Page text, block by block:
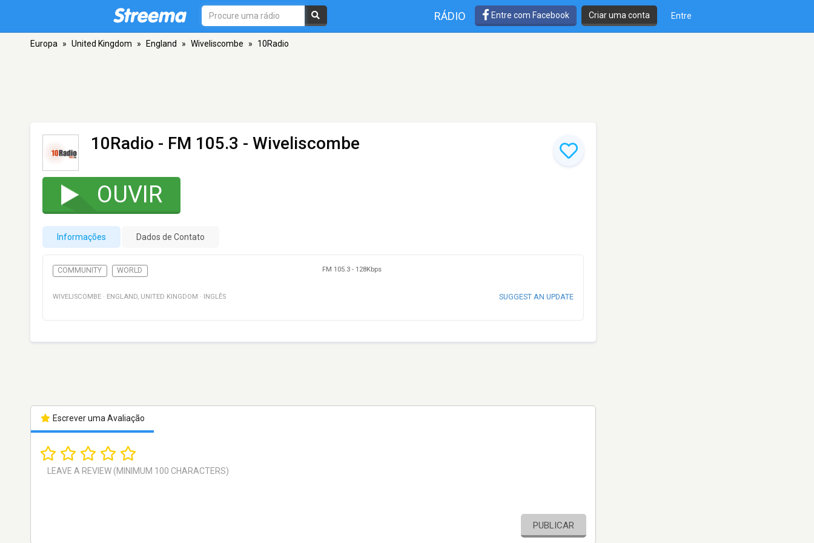
RÁDIO Entre com Facebook Criar uma conta Entre
Europa » United Kingdom » England » Wiveliscombe » 10Radio
10Radio - FM 105.3 - Wiveliscombe
OUVIR
Informações Dados de Contato
COMMUNITY WORLD FM 105.3 - 128Kbps
WIVELISCOMBE · ENGLAND, UNITED KINGDOM · INGLÊS SUGGEST AN UPDATE
Escrever uma Avaliação
PUBLICAR